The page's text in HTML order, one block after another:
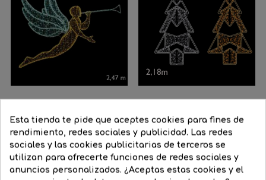
Figura navideña angel 3x2 m...
Precio
regular
1.439,90 € Precio
1.007,93 €
COMPRAR  
Dorado
Gris
metalizado
Figura navideña para...
Precio
regular
920,45 € Precio
782,38 €
Esta tienda te pide que aceptes cookies para fines de
rendimiento, redes sociales y publicidad. Las redes
sociales y las cookies publicitarias de terceros se
utilizan para ofrecerte funciones de redes sociales y
anuncios personalizados. ¿Aceptas estas cookies y el